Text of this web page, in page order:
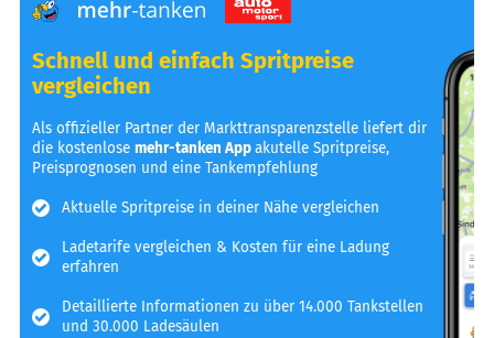
Schnell und einfach Spritpreise
vergleichen
Als offizieller Partner der Markttransparenzstelle liefert dir
die kostenlosemehr-tanken Appakutelle Spritpreise,
Preisprognosen und eine Tankempfehlung
Aktuelle Spritpreise in deiner Nähe vergleichen
Ladetarife vergleichen & Kosten für eine Ladung
erfahren
Detaillierte Informationen zu über 14.000 Tankstellen
und 30.000 Ladesäulen